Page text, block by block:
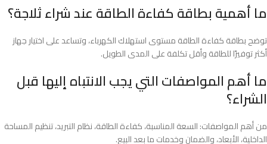
ما أهمية بطاقة كفاءة الطاقة عند شراء ثلاجة؟
توضح بطاقة كفاءة الطاقة مستوى استهلاك الكهرباء، وتساعد على اختيار جهاز
أكثر توفيرًا للطاقة وأقل تكلفة على المدى الطويل.
ما أهم المواصفات التي يجب الانتباه إليها قبل
الشراء؟
من أهم المواصفات: السعة المناسبة، كفاءة الطاقة، نظام التبريد، تنظيم المساحة
الداخلية، الأبعاد، والضمان وخدمات ما بعد البيع.